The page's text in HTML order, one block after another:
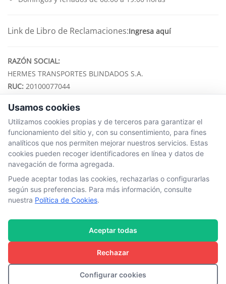
Link de Libro de Reclamaciones:Ingresa aquí
RAZÓN SOCIAL:
HERMES TRANSPORTES BLINDADOS S.A.
RUC: 20100077044
ENLACES
Memoria Anual
Ubícanos
SAC - Servicio de Atención al Cliente
Documentos Electrónicos
Superintendencia de Mercados y Valores
Anticorrupción y Antisoborno
Proveedores y Terceros
Línea de Denuncias
Protección de Datos Personales y Videovigilancia
Usamos cookies
Utilizamos cookies propias y de terceros para garantizar el
funcionamiento del sitio y, con su consentimiento, para fines
analíticos que nos permiten mejorar nuestros servicios. Estas
cookies pueden recoger identificadores en línea y datos de
navegación de forma agregada.
Puede aceptar todas las cookies, rechazarlas o configurarlas
según sus preferencias. Para más información, consulte
nuestra Política de Cookies.
Aceptar todas
Rechazar
Configurar cookies